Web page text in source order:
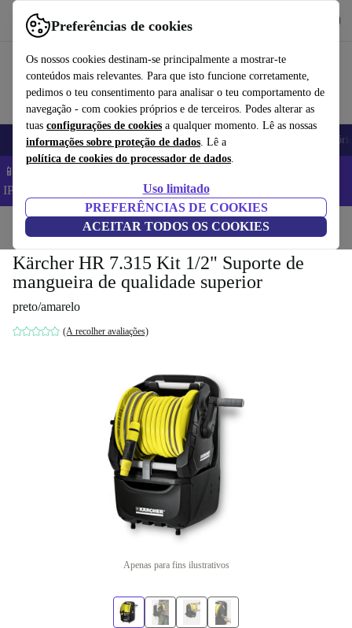
Preferências de cookies
Os nossos cookies destinam-se principalmente a mostrar-te
conteúdos mais relevantes. Para que isto funcione corretamente,
pedimos o teu consentimento para analisar o teu comportamento de
navegação - com cookies próprios e de terceiros. Podes alterar as
tuas configurações de cookies a qualquer momento. Lê as nossas
informações sobre proteção de dados. Lê a
política de cookies do processador de dados.
Uso limitado
PREFERÊNCIAS DE COOKIES
ACEITAR TODOS OS COOKIES
Use o refurbed de forma rápida e fácil
Telemóveis Computadores Portáteis Tablets
📱 Poupa 5% EXTRA em todos os iPhones – Código:
IPHONEDEAL –
Início Jardim Ferramentas de jardim
Kärcher HR 7.315 Kit 1/2" Suporte de
mangueira de qualidade superior
preto/amarelo
(A recolher avaliações)
Apenas para fins ilustrativos